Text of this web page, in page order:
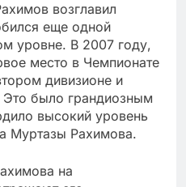
возглавил
еще одной
уровне. В 2007 году,
место в Чемпионате
дивизионе и
было грандиозным
высокий уровень
Муртазы Рахимова.
на